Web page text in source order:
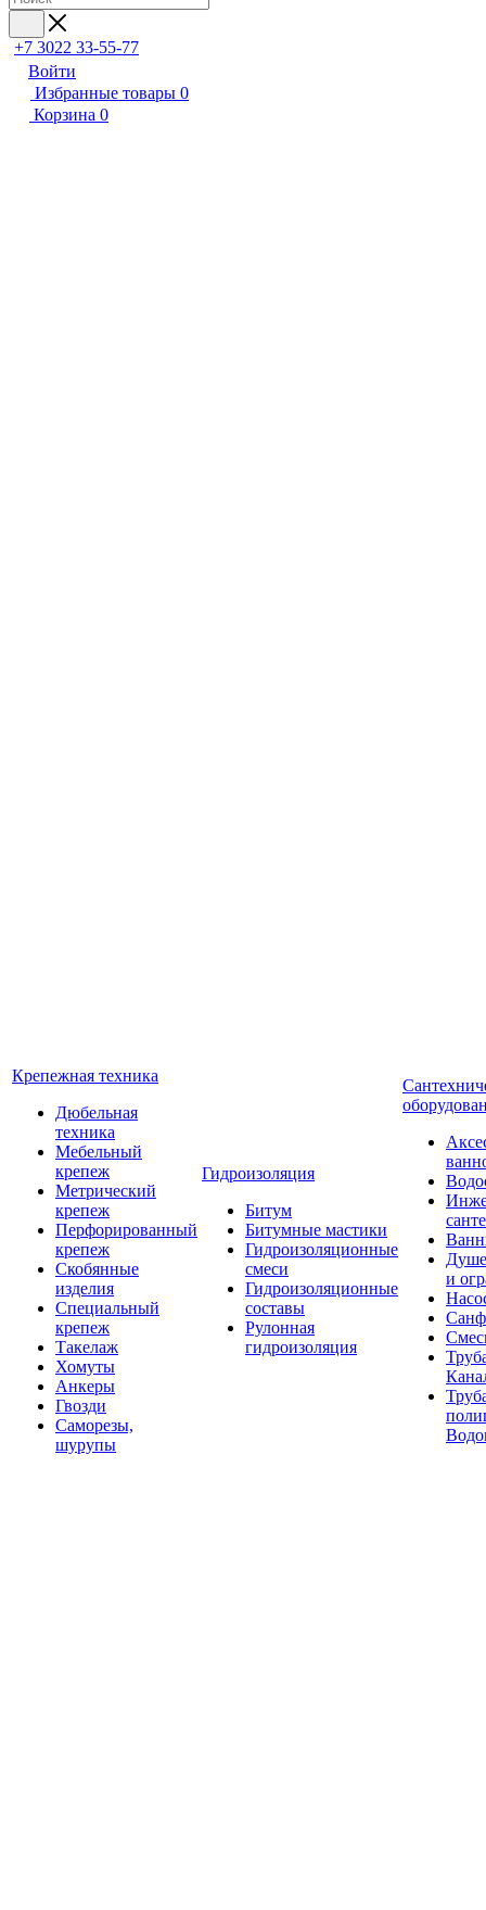
+7 3022 33-55-77
Войти
Избранные товары 0
Корзина 0
Крепежная техника
Дюбельная
техника
Мебельный
крепеж
Метрический
крепеж
Перфорированный
крепеж
Скобянные
изделия
Специальный
крепеж
Такелаж
Хомуты
Анкеры
Гвозди
Саморезы,
шурупы
Гидроизоляция
Битум
Битумные мастики
Гидроизоляционные
смеси
Гидроизоляционные
составы
Рулонная
гидроизоляция
и